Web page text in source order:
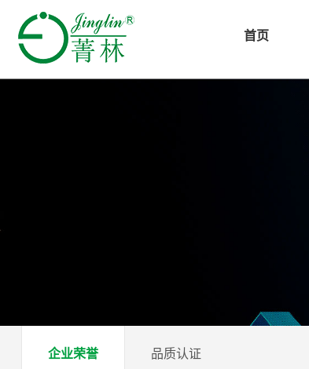
首页
企业荣誉 品质认证